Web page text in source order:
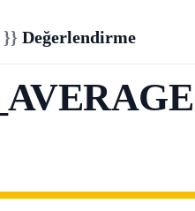
}} Değerlendirme